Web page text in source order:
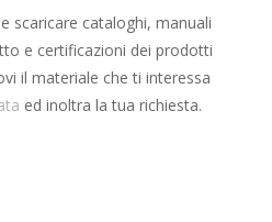
scaricare cataloghi, manuali
e certificazioni dei prodotti
il materiale che ti interessa
ed inoltra la tua richiesta.